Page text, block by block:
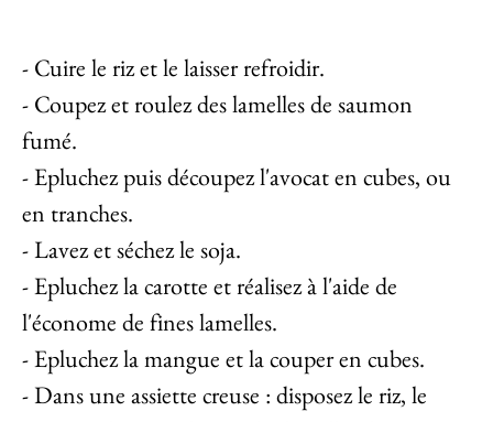
- Cuire le riz et le laisser refroidir.
- Coupez et roulez des lamelles de saumon
fumé.
- Epluchez puis découpez l'avocat en cubes, ou
en tranches.
- Lavez et séchez le soja.
- Epluchez la carotte et réalisez à l'aide de
l'économe de fines lamelles.
- Epluchez la mangue et la couper en cubes.
- Dans une assiette creuse : disposez le riz, le